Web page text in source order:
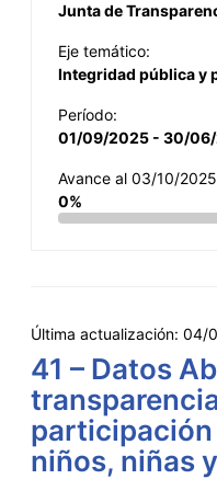
Junta de
Eje temático:
Integridad pública y
Período:
01/09/2025 - 30/
Avance al 03/10/
0%
Última actualización: 04/
41 – Datos
niños, niñas